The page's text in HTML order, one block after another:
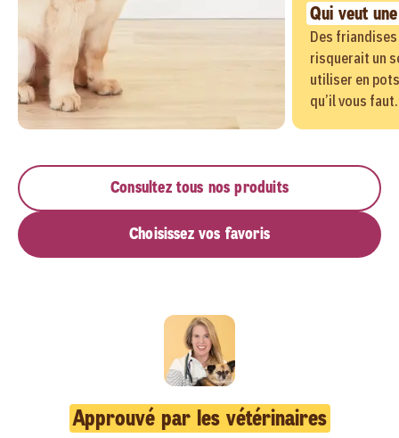
Qui veut
Des
risquerait un
utiliser en
qu’il vous faut.
Consultez tous nos produits
Choisissez vos favoris
Approuvé par les vétérinaires